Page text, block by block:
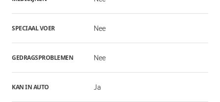
SPECIAAL VOER Nee
GEDRAGSPROBLEMEN Nee
KAN IN AUTO Ja